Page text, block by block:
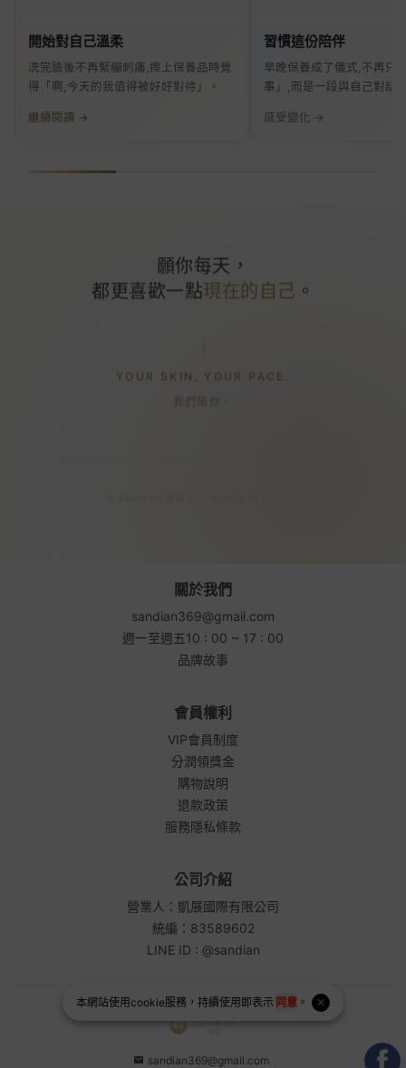
本網站使用cookie服務，持續使用即表示 同意 。
開始對自己溫柔
洗完臉後不再緊繃刺痛,擦上保養品時覺
得「啊,今天的我值得被好好對待」。
繼續閱讀 →
習慣這份陪伴
早晚保養成了儀式,不再只
事」,而是一段與自己對話
感受變化 →
願你每天，
都更喜歡一點現在的自己 。
YOUR SKIN, YOUR PACE.
關於我們
sandian369@gmail.com
週一至週五10 : 00 ~ 17 : 00
品牌故事
會員權利
VIP會員制度
分潤領獎金
購物說明
退款政策
服務隱私條款
公司介紹
營業人：凱展國際有限公司
統編：83589602
LINE ID : @sandian
sandian369@gmail.com